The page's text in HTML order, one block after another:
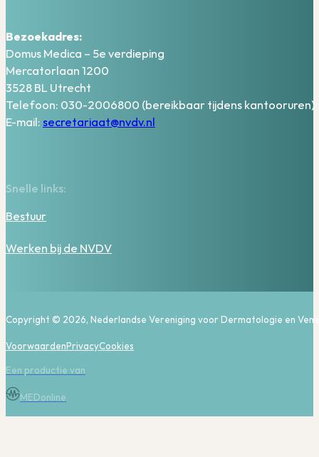
Bezoekadres:
Domus Medica – 5e verdieping
Mercatorlaan 1200
3528 BL Utrecht
Telefoon: 030-2006800 (bereikbaar tijdens kantooruren)
E-mail: secretariaat@nvdv.nl
Snelle links:
Bestuur
Werken bij de NVDV
Copyright © 2026, Nederlandse Vereniging voor Dermatologie en
VoorwaardenPrivacyCookies
Een productie van
MEDonline